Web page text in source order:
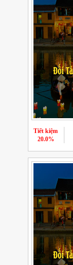
Tiết kiệm
20.0%